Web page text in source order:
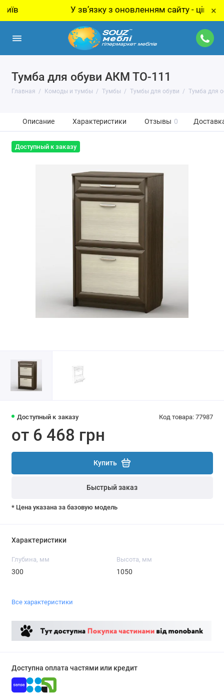
У звʼязку з оновленням сайту - ціну за ×
Тумба для обуви АКМ ТО-111
Главная Комоды и тумбы Тумбы Тумбы для обуви Тумба для
Описание Характеристики Отзывы 0
Доступный к заказу
Доступный к заказу Код товара: 77987
от 6 468 грн
Купить
Быстрый заказ
* Цена указана за базовую модель
Характеристики
Глубина, мм
300
Высота, мм
1050
Все характеристики
Доступна оплата частями или кредит